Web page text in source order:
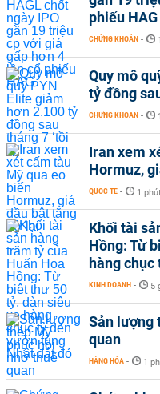
phiếu HAG
CHỨNG KHOÁN -
Quy mô
tỷ đồng
CHỨNG KHOÁN -
Iran xem
Hormuz,
QUỐC TẾ - 1
Khối tài
Hồng: Từ
hàng
KINH DOANH - 5
Sản lượng
quan
HÀNG HÓA - 1